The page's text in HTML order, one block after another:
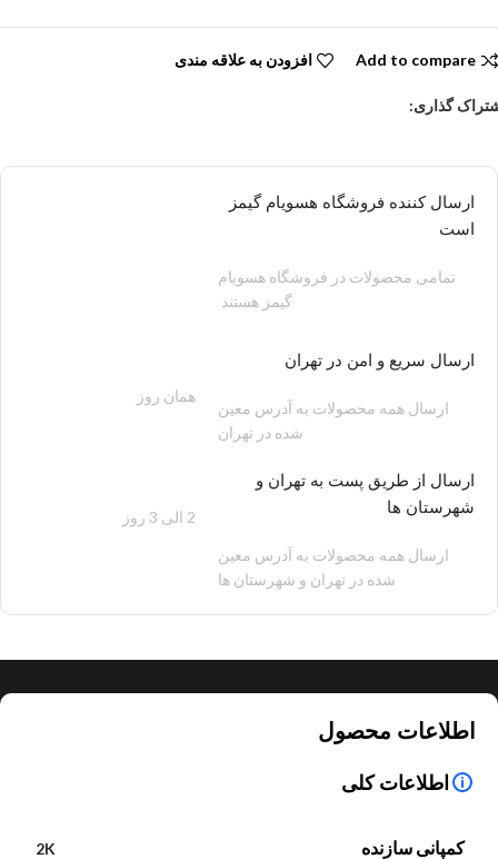
Add to compare افزودن به علاقه مندی
گذاری:
ارسال کننده فروشگاه هسویام گیمز
است
تمامی محصولات در فروشگاه هسویام
گیمز هستند
ارسال سریع و امن در تهران
ارسال همه محصولات به آدرس معین
شده در تهران
همان روز
ارسال از طریق پست به تهران و
شهرستان ها
ارسال همه محصولات به آدرس معین
شده در تهران و شهرستان ها
2 الی 3 روز
اطلاعات محصول
اطلاعات کلی
کمپانی سازنده 2K